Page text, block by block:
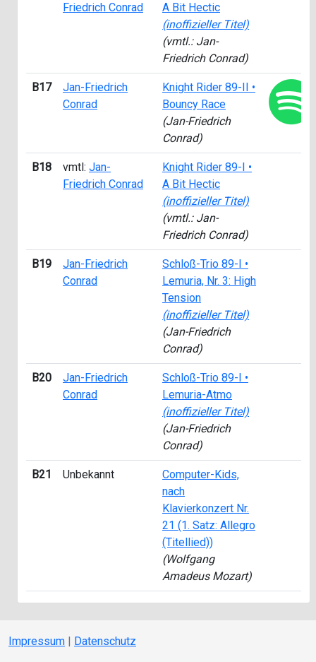
Friedrich Conrad
A Bit Hectic
(inoffizieller Titel)
(vmtl.: Jan-
Friedrich Conrad)
B17
Jan-Friedrich
Conrad
Knight Rider 89-II •
Bouncy Race
(Jan-Friedrich
Conrad)
B18 vmtl: Jan-
Friedrich Conrad
Knight Rider 89-I •
A Bit Hectic
(inoffizieller Titel)
(vmtl.: Jan-
Friedrich Conrad)
B19
Jan-Friedrich
Conrad
Schloß-Trio 89-I •
Lemuria, Nr. 3: High
Tension
(inoffizieller Titel)
(Jan-Friedrich
Conrad)
B20
Jan-Friedrich
Conrad
Schloß-Trio 89-I •
Lemuria-Atmo
(inoffizieller Titel)
(Jan-Friedrich
Conrad)
B21 Unbekannt
Computer-Kids,
nach
Klavierkonzert Nr.
21 (1. Satz: Allegro
(Titellied))
(Wolfgang
Amadeus Mozart)
Impressum | Datenschutz